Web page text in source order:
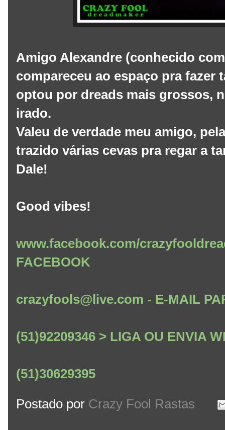
Amigo Alexandre (conhecido
compareceu ao espaço pra fazer
optou por dreads mais grossos,
irado.
Valeu de verdade meu amigo,
trazido várias cevas pra regar a
Dale!
Good vibes!
www.facebook.com/
FACEBOOK
crazyfools@live.com - E-MAIL
(51)92209346 > LIGA OU ENVIA
(51)30629395
Postado por Crazy Fool Rastas